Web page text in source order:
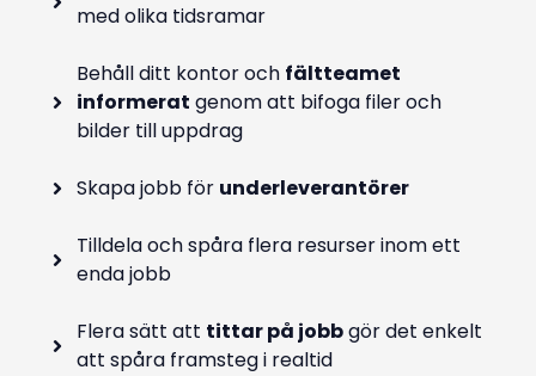
med olika tidsramar
Behåll ditt kontor och fältteamet
informerat genom att bifoga filer och
bilder till uppdrag
Skapa jobb för underleverantörer
Tilldela och spåra flera resurser inom ett
enda jobb
Flera sätt att tittar på jobbgör det enkelt
att spåra framsteg i realtid